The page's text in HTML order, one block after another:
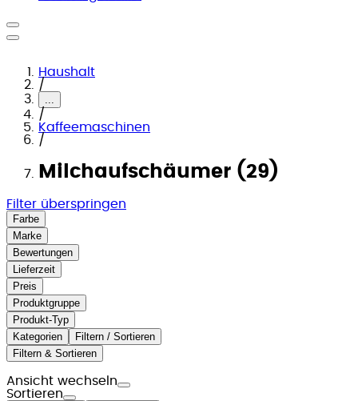
Haushalt
/
...
/
Kaffeemaschinen
/
Milchaufschäumer (29)
Filter überspringen
Farbe
Marke
Bewertungen
Lieferzeit
Preis
Produktgruppe
Produkt-Typ
Kategorien
Filtern / Sortieren
Filtern & Sortieren
Ansicht wechseln
Sortieren